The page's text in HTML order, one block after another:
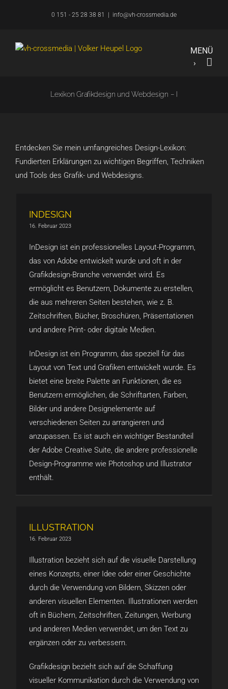
0 151 - 25 28 38 81 info@vh-crossmedia.de
Lexikon Grafikdesign und Webdesign – I
Entdecken Sie mein umfangreiches Design-Lexikon:
Fundierten Erklärungen zu wichtigen Begriffen, Techniken
und Tools des Grafik- und Webdesigns.
INDESIGN
16. Februar 2023
InDesign ist ein professionelles Layout-Programm,
das von Adobe entwickelt wurde und oft in der
Grafikdesign-Branche verwendet wird. Es
ermöglicht es Benutzern, Dokumente zu erstellen,
die aus mehreren Seiten bestehen, wie z. B.
Zeitschriften, Bücher, Broschüren, Präsentationen
und andere Print- oder digitale Medien.
InDesign ist ein Programm, das speziell für das
Layout von Text und Grafiken entwickelt wurde. Es
bietet eine breite Palette an Funktionen, die es
Benutzern ermöglichen, die Schriftarten, Farben,
Bilder und andere Designelemente auf
verschiedenen Seiten zu arrangieren und
anzupassen. Es ist auch ein wichtiger Bestandteil
der Adobe Creative Suite, die andere professionelle
Design-Programme wie Photoshop und Illustrator
enthält.
ILLUSTRATION
16. Februar 2023
Illustration bezieht sich auf die visuelle Darstellung
eines Konzepts, einer Idee oder einer Geschichte
durch die Verwendung von Bildern, Skizzen oder
anderen visuellen Elementen. Illustrationen werden
oft in Büchern, Zeitschriften, Zeitungen, Werbung
und anderen Medien verwendet, um den Text zu
ergänzen oder zu verbessern.
Grafikdesign bezieht sich auf die Schaffung
visueller Kommunikation durch die Verwendung von